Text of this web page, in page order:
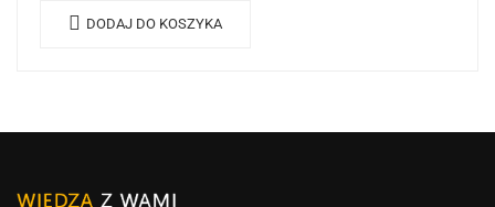
skrobie”,…DODAJ DO KOSZYKA